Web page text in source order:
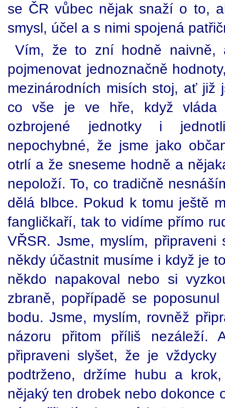
se ČR vůbec nějak snaží o to,
smysl, účel a s nimi spojená
Vím, že to zní hodně naivně,
pojmenovat jednoznačně
mezinárodních misích stoj, ať již
co vše je ve hře, když vláda
ozbrojené jednotky i
nepochybné, že jsme jako
otrlí a že sneseme hodně a
nepoloží. To, co tradičně
dělá blbce. Pokud k tomu ještě
fangličkaří, tak to vidíme přímo
VŘSR. Jsme, myslím,
někdy účastnit musíme i když je
někdo napakoval nebo si
zbraně, popřípadě se
bodu. Jsme, myslím, rovněž
názoru přitom příliš nezáleží.
připraveni slyšet, že je
podtrženo, držíme hubu a
nějaký ten drobek nebo dokonce